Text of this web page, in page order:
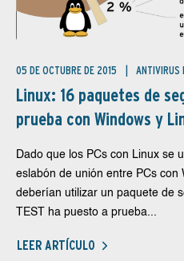
05 DE OCTUBRE DE 2015 ANTIVIRUS
Linux: 16 paquetes de
prueba con Windows y
Dado que los PCs con Linux se
eslabón de unión entre PCs con
deberían utilizar un paquete de
TEST ha puesto a prueba...
LEER ARTÍCULO